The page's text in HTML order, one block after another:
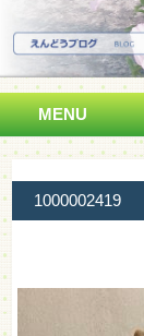
MENU
1000002419